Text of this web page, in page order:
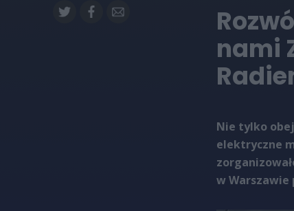
nami
Nie tylko
elektryczne
w Warszawie